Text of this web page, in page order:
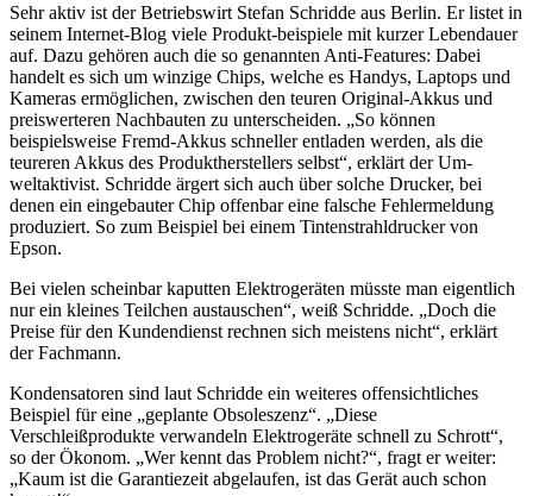
Sehr aktiv ist der Betriebswirt Stefan Schridde aus Berlin. Er listet in
seinem Internet-Blog viele Produkt-beispiele mit kurzer Lebendauer
auf. Dazu gehören auch die so genannten Anti-Features: Dabei
handelt es sich um winzige Chips, welche es Handys, Laptops und
Kameras ermöglichen, zwischen den teuren Original-Akkus und
preiswerteren Nachbauten zu unterscheiden. „So können
beispielsweise Fremd-Akkus schneller entladen werden, als die
teureren Akkus des Produktherstellers selbst“, erklärt der Um-
weltaktivist. Schridde ärgert sich auch über solche Drucker, bei
denen ein eingebauter Chip offenbar eine falsche Fehlermeldung
produziert. So zum Beispiel bei einem Tintenstrahldrucker von
Epson.
Bei vielen scheinbar kaputten Elektrogeräten müsste man eigentlich
nur ein kleines Teilchen austauschen“, weiß Schridde. „Doch die
Preise für den Kundendienst rechnen sich meistens nicht“, erklärt
der Fachmann.
Kondensatoren sind laut Schridde ein weiteres offensichtliches
Beispiel für eine „geplante Obsoleszenz“. „Diese
Verschleißprodukte verwandeln Elektrogeräte schnell zu Schrott“,
so der Ökonom. „Wer kennt das Problem nicht?“, fragt er weiter:
„Kaum ist die Garantiezeit abgelaufen, ist das Gerät auch schon